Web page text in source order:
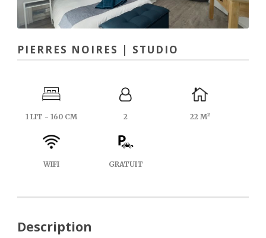
PIERRES NOIRES | STUDIO
1 LIT - 160 CM 2 22 M²
WIFI GRATUIT
Description